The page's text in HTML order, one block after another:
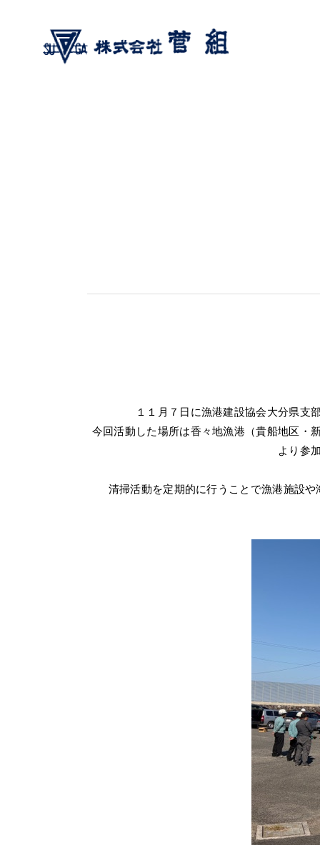
１１月７日に漁港建設協会大分県支
今回活動した場所は香々地漁港（貴船地区・
より参
清掃活動を定期的に行うことで漁港施設